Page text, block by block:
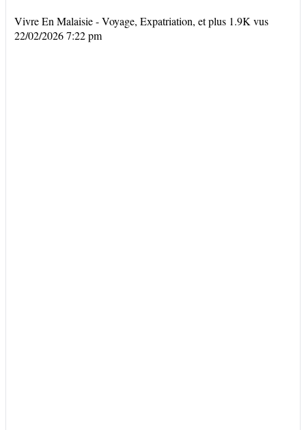
Vivre En Malaisie - Voyage, Expatriation, et plus 1.9K vus
22/02/2026 7:22 pm